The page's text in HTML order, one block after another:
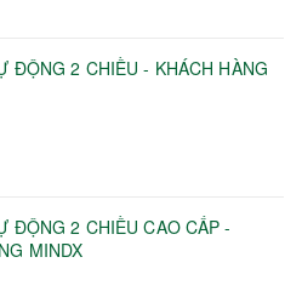
ĐỘNG 2 CHIỀU - KHÁCH HÀNG
ĐỘNG 2 CHIỀU CAO CẤP -
MINDX